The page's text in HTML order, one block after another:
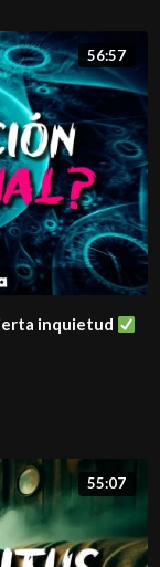
56:57
inquietud
55:07